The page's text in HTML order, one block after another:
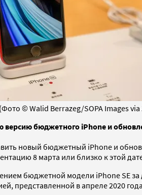
© Walid Berrazeg/SOPA Images via
версию бюджетного iPhone и
новый бюджетный iPhone и
8 марта или близко к этой
бюджетной модели iPhone SE за
представленной в апреле 2020